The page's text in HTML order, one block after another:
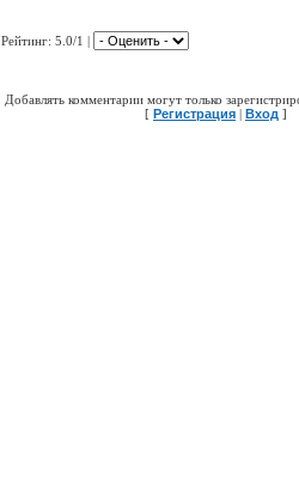
Рейтинг: 5.0/1 |
Добавлять комментарии могут только
[ Регистрация | Вход ]